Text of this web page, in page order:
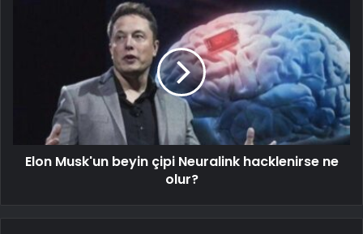
Elon Musk'un beyin çipi Neuralink hacklenirse ne
olur?